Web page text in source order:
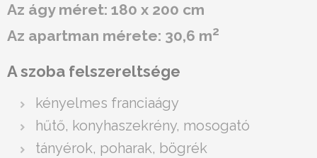
Az ágy méret: 180 x 200 cm
Az apartman mérete: 30,6 m2
A szoba felszereltsége
kényelmes franciaágy
hűtő, konyhaszekrény, mosogató
tányérok, poharak, bögrék